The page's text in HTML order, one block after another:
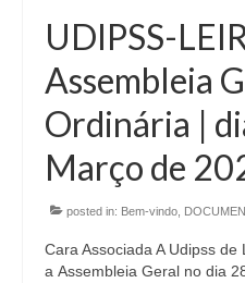
UDIPSS-
Assembleia
Ordinária |
Março de
posted in: Bem-vindo
Cara Associada A Udipss de
a Assembleia Geral no dia